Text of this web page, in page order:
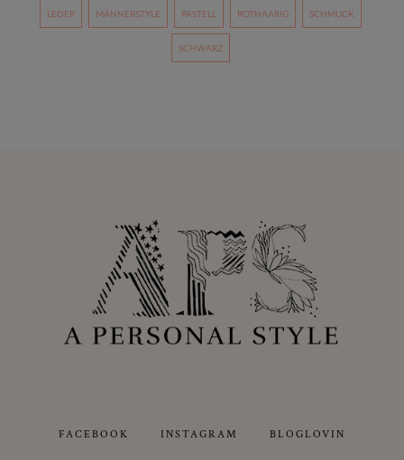
LEDER MÄNNERSTYLE PASTELL ROTHAARIG SCHMUCK
SCHWARZ
FACEBOOK INSTAGRAM BLOGLOVIN